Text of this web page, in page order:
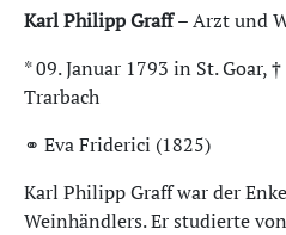
Karl Philipp Graff– Arzt und
* 09. Januar 1793 in St. Goar,
Trarbach
⚭ Eva Friderici (1825)
Karl Philipp Graff war der
Weinhändlers. Er studierte